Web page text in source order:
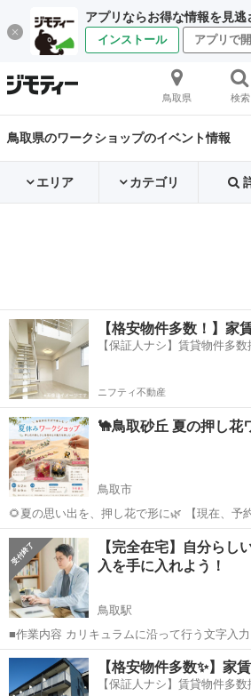
アプリならお得な情報を見逃
インストール アプリで
鳥取県 検索
鳥取県のワークショップのイベント情報
エリア カテゴリ
【格安物件多数！】家
【保証人ナシ】賃貸物件多数
ニフティ不動産
🐪鳥取砂丘 夏の押し花
鳥取市
🌻夏の思い出を、押し花で形に🌿 【現在、予約受付中】
達、カップル、パートナーと楽しめる夏限定
です✨ 透明感あふれる押し花アイテムをお好
す。 🍴カフェ利用・...
鳥取 鳥取市 ワークショップ ラン
【完全在宅】自分らし
入を手に入れよう！
鳥取駅
■作業内容 カリキュラムに沿って行う文字入力、 求人記事の作成、お
問い合わせ対応、 SNS運営などを担当していただきま
方でも安心して始められます ・作業量に応じ
す ...
鳥取 鳥取市 鳥取駅 ワークショップ
【格安物件多数✨】家
【保証人ナシ】賃貸物件多数